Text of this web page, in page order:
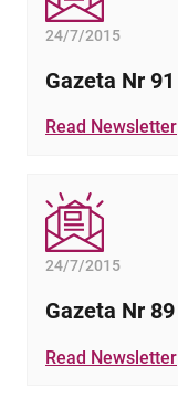
24/7/2015
Gazeta Nr 91
Read Newsletter
24/7/2015
Gazeta Nr 89
Read Newsletter